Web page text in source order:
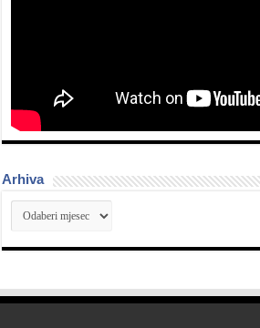
Arhiva
Arhiva